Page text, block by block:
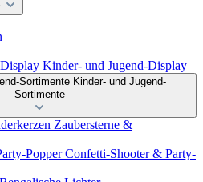
Kinder- und Jugend-Display
Kinder- und Jugend-
Sortimente
Zaubersterne &
Confetti-Shooter & Party-